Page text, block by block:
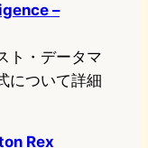
–
ト・データマ
について詳細
Rex